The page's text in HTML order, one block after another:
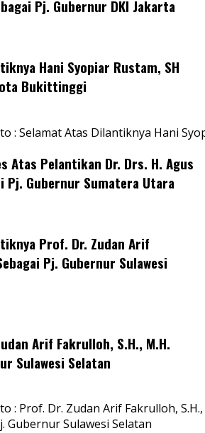
Pj. Gubernur DKI Jakarta
Hani Syopiar Rustam, SH
Bukittinggi
: Selamat Atas Dilantiknya Hani
Atas Pelantikan Dr. Drs. H. Agus
Pj. Gubernur Sumatera Utara
Prof. Dr. Zudan Arif
Pj. Gubernur Sulawesi
Arif Fakrulloh, S.H., M.H.
Sulawesi Selatan
: Prof. Dr. Zudan Arif Fakrulloh, S.H.,
Gubernur Sulawesi Selatan